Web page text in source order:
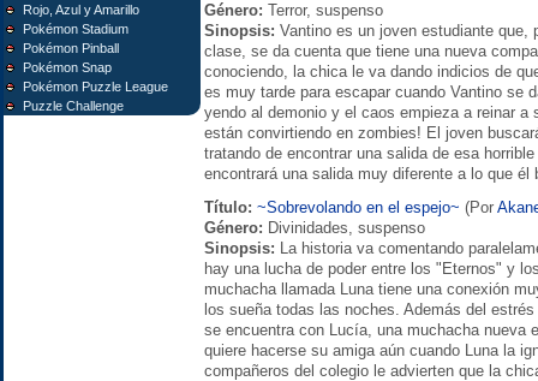
Rojo, Azul y Amarillo
Pokémon Stadium
Pokémon Pinball
Pokémon Snap
Pokémon Puzzle League
Puzzle Challenge
Género: Terror, suspenso
Sinopsis: Vantino es un joven estudiante que,
clase, se da cuenta que tiene una nueva
conociendo, la chica le va dando indicios de
es muy tarde para escapar cuando Vantino se
yendo al demonio y el caos empieza a reinar a
están convirtiendo en zombies! El joven
tratando de encontrar una salida de esa
encontrará una salida muy diferente a lo que él
Título: ~Sobrevolando en el espejo~ (Por
Género: Divinidades, suspenso
Sinopsis: La historia va comentando
hay una lucha de poder entre los "Eternos" y
muchacha llamada Luna tiene una conexión
los sueña todas las noches. Además del
se encuentra con Lucía, una muchacha nueva
quiere hacerse su amiga aún cuando Luna la
compañeros del colegio le advierten que la